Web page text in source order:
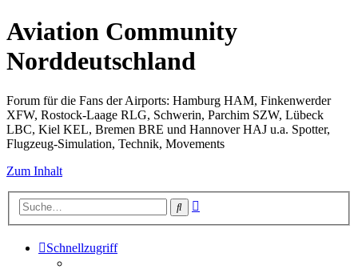
Aviation Community
Norddeutschland
Forum für die Fans der Airports: Hamburg HAM, Finkenwerder
XFW, Rostock-Laage RLG, Schwerin, Parchim SZW, Lübeck
LBC, Kiel KEL, Bremen BRE und Hannover HAJ u.a. Spotter,
Flugzeug-Simulation, Technik, Movements
Zum Inhalt
Suche
Schnellzugriff